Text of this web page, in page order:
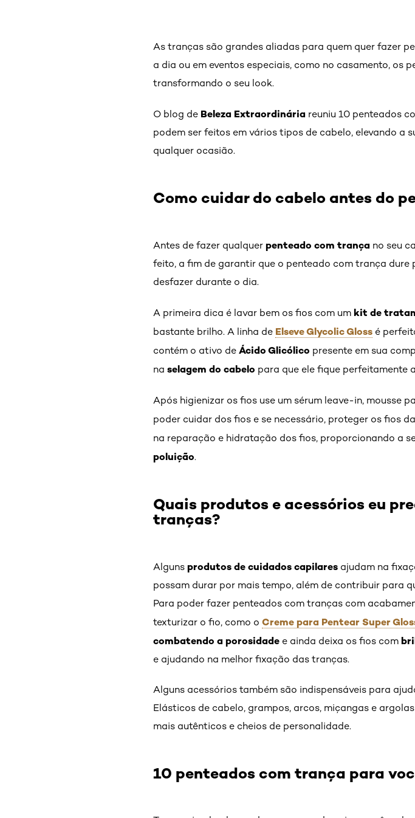
As tranças são grandes aliadas para quem quer fazer
a dia ou em eventos especiais, como no casamento, os
transformando o seu look.
O blog de Beleza Extraordinária reuniu 10 penteados
podem ser feitos em vários tipos de cabelo, elevando a
qualquer ocasião.
Como cuidar do cabelo antes do
Antes de fazer qualquer penteado com trança no seu
feito, a fim de garantir que o penteado com trança dure
desfazer durante o dia.
A primeira dica é lavar bem os fios com um kit de
bastante brilho. A linha de Elseve Glycolic Gloss é
contém o ativo de Ácido Glicólico presente em sua
na selagem do cabelo para que ele fique perfeitamente
Após higienizar os fios use um sérum leave-in, mousse
poder cuidar dos fios e se necessário, proteger os fios
na reparação e hidratação dos fios, proporcionando a
poluição.
Quais produtos e acessórios eu
tranças?
Alguns produtos de cuidados capilares ajudam na
possam durar por mais tempo, além de contribuir para
Para poder fazer penteados com tranças com
texturizar o fio, como o Creme para Pentear Super
combatendo a porosidade e ainda deixa os fios com
e ajudando na melhor fixação das tranças.
Alguns acessórios também são indispensáveis para
Elásticos de cabelo, grampos, arcos, miçangas e
mais autênticos e cheios de personalidade.
10 penteados com trança para